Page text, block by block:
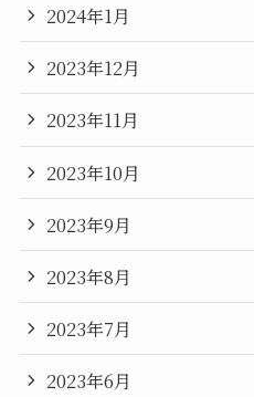
2024年1月
2023年12月
2023年11月
2023年10月
2023年9月
2023年8月
2023年7月
2023年6月